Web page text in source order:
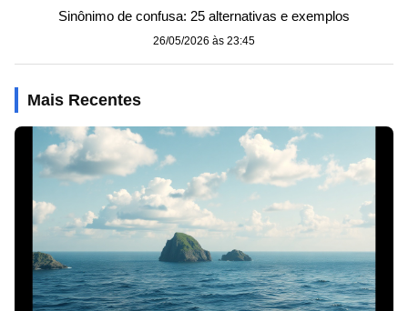
Sinônimo de confusa: 25 alternativas e exemplos
26/05/2026 às 23:45
Mais Recentes